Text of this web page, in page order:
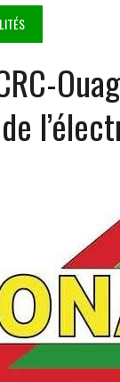
: LES CORPS
: LA BVDP RENFORCE LES
AU BATAILLON MIXTE DE